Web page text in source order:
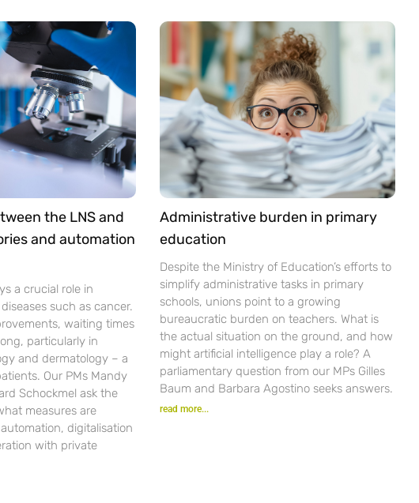
the LNS and
and automation
a crucial role in
such as cancer.
waiting times
particularly in
and dermatology – a
Our PMs Mandy
Schockmel ask the
measures are
digitalisation
with private
Administrative burden in primary
education
Despite the Ministry of Education’s efforts to
simplify administrative tasks in primary
schools, unions point to a growing
bureaucratic burden on teachers. What is
the actual situation on the ground, and how
might artificial intelligence play a role? A
parliamentary question from our MPs Gilles
Baum and Barbara Agostino seeks answers.
read more...